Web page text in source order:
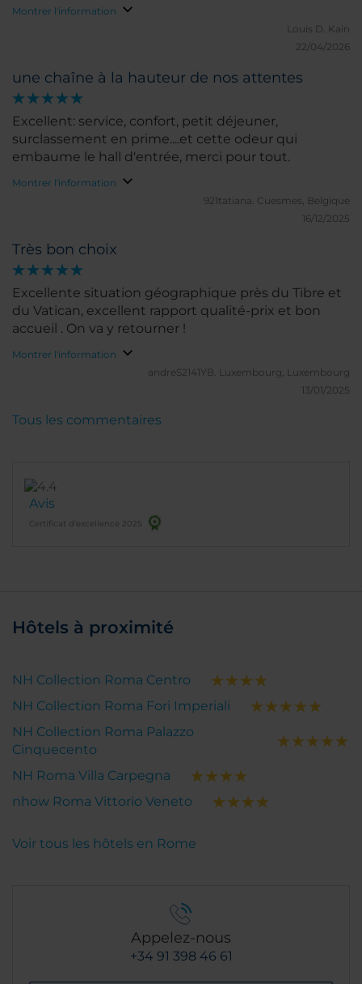
Montrer l'information
Louis D. Kain
22/04/2026
une chaîne à la hauteur de nos attentes
Excellent: service, confort, petit déjeuner,
surclassement en prime....et cette odeur qui
embaume le hall d'entrée, merci pour tout.
Montrer l'information
921tatiana. Cuesmes, Belgique
16/12/2025
Très bon choix
Excellente situation géographique près du Tibre et
du Vatican, excellent rapport qualité-prix et bon
accueil . On va y retourner !
Montrer l'information
andreS2141YB.
Luxembourg, Luxembourg
13/01/2025
Avis
Certificat d’excellence 2025
Tous les commentaires
Hôtels à proximité
NH Collection Roma Centro
NH Collection Roma Fori Imperiali
NH Collection Roma Palazzo
Cinquecento
NH Roma Villa Carpegna
nhow Roma Vittorio Veneto
Voir tous les hôtels en Rome
Appelez-nous
+34 91 398 46 61